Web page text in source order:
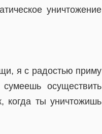
уничтожение
я с радостью приму
осуществить
когда ты уничтожишь